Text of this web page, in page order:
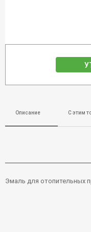
Описание С этим
Эмаль для отопительных